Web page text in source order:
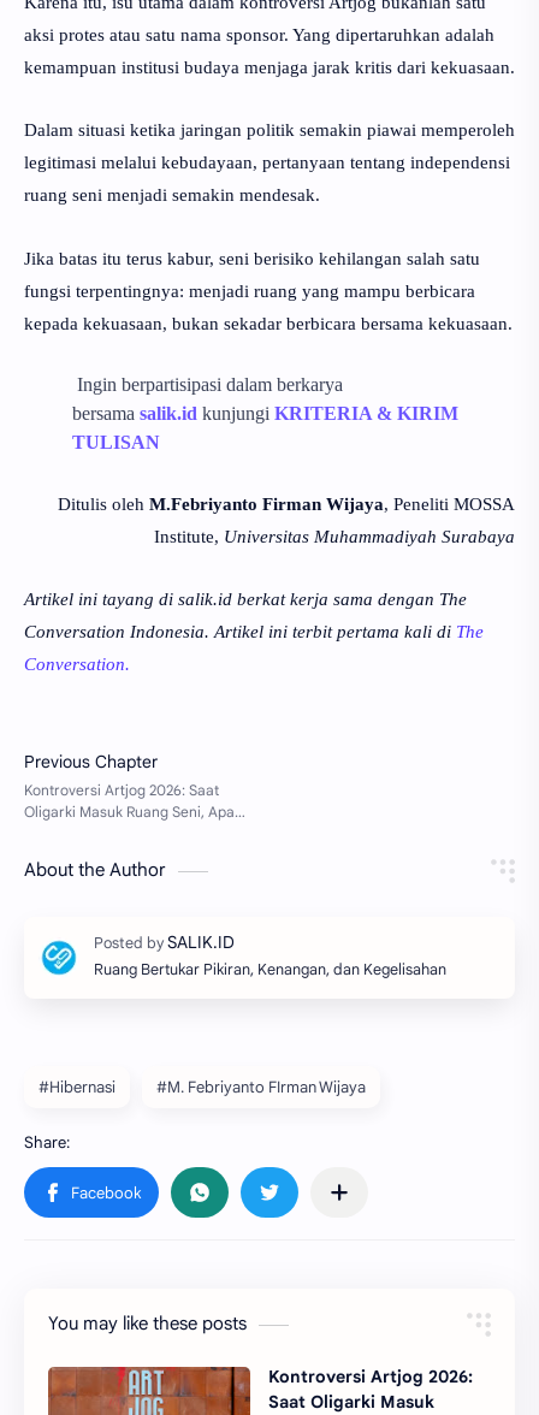
aksi protes atau satu nama sponsor. Yang dipertaruhkan adalah
kemampuan institusi budaya menjaga jarak kritis dari kekuasaan.
Dalam situasi ketika jaringan politik semakin piawai memperoleh
legitimasi melalui kebudayaan, pertanyaan tentang independensi
ruang seni menjadi semakin mendesak.
Jika batas itu terus kabur, seni berisiko kehilangan salah satu
fungsi terpentingnya: menjadi ruang yang mampu berbicara
kepada kekuasaan, bukan sekadar berbicara bersama kekuasaan.
Ingin berpartisipasi dalam berkarya
bersama salik.id kunjungi KRITERIA & KIRIM
TULISAN
Ditulis oleh M.Febriyanto Firman Wijaya, Peneliti MOSSA
Institute, Universitas Muhammadiyah Surabaya
Artikel ini tayang di salik.id berkat kerja sama dengan The
Conversation Indonesia. Artikel ini terbit pertama kali di The
Conversation.
About the Author
Ruang Bertukar Pikiran, Kenangan, dan Kegelisahan
#Hibernasi #M. Febriyanto FIrman Wijaya
You may like these posts
Kontroversi Artjog 2026:
Saat Oligarki Masuk